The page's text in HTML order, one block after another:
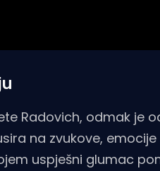
Radovich, odmak je
na zvukove,
uspješni glumac